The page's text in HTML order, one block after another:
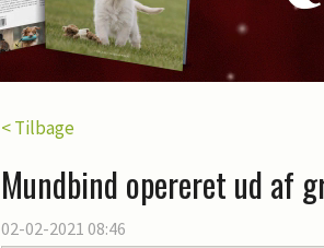
< Tilbage
Mundbind opereret ud af
02-02-2021 08:46